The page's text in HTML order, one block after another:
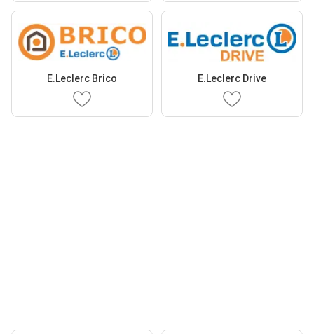
E.Leclerc Brico E.Leclerc Drive